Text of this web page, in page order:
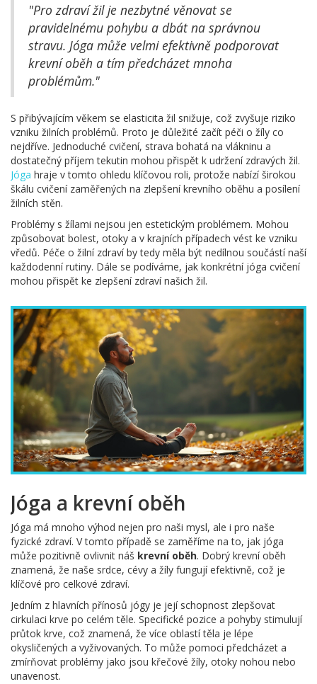
"Pro zdraví žil je nezbytné věnovat se
pravidelnému pohybu a dbát na správnou
stravu. Jóga může velmi efektivně podporovat
krevní oběh a tím předcházet mnoha
problémům."
S přibývajícím věkem se elasticita žil snižuje, což zvyšuje riziko
vzniku žilních problémů. Proto je důležité začít péči o žíly co
nejdříve. Jednoduché cvičení, strava bohatá na vlákninu a
dostatečný příjem tekutin mohou přispět k udržení zdravých žil.
Jóga hraje v tomto ohledu klíčovou roli, protože nabízí širokou
škálu cvičení zaměřených na zlepšení krevního oběhu a posílení
žilních stěn.
Problémy s žílami nejsou jen estetickým problémem. Mohou
způsobovat bolest, otoky a v krajních případech vést ke vzniku
vředů. Péče o žilní zdraví by tedy měla být nedílnou součástí naší
každodenní rutiny. Dále se podíváme, jak konkrétní jóga cvičení
mohou přispět ke zlepšení zdraví našich žil.
Jóga a krevní oběh
Jóga má mnoho výhod nejen pro naši mysl, ale i pro naše
fyzické zdraví. V tomto případě se zaměříme na to, jak jóga
může pozitivně ovlivnit náš krevní oběh. Dobrý krevní oběh
znamená, že naše srdce, cévy a žíly fungují efektivně, což je
klíčové pro celkové zdraví.
Jedním z hlavních přínosů jógy je její schopnost zlepšovat
cirkulaci krve po celém těle. Specifické pozice a pohyby stimulují
průtok krve, což znamená, že více oblastí těla je lépe
okysličených a vyživovaných. To může pomoci předcházet a
zmírňovat problémy jako jsou křečové žíly, otoky nohou nebo
unavenost.